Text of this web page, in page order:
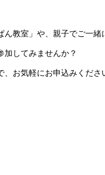
教室」や、親子でご一
加してみませんか？
、お気軽にお申込みくださ